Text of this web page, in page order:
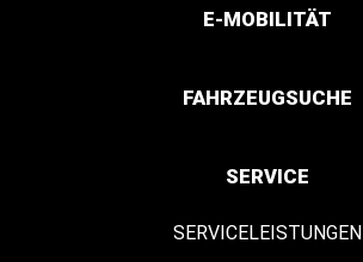
E-MOBILITÄT
FAHRZEUGSUCHE
SERVICE
SERVICELEISTUNGEN